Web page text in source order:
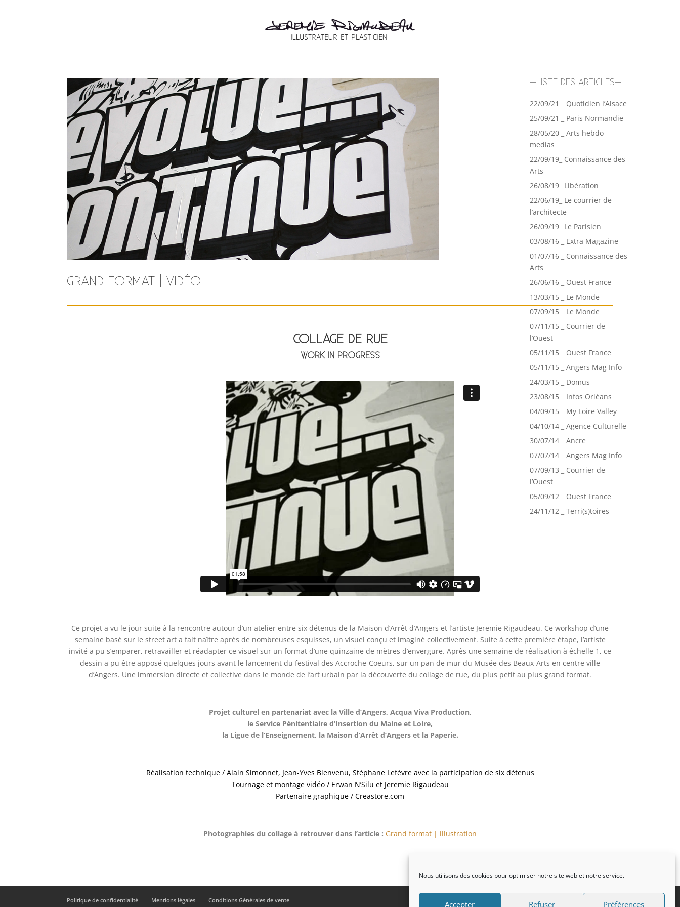
Nous utilisons des cookies pour optimiser notre site web et notre service.
Accepter Refuser Préférences
GRAND FORMAT | VIDÉO
COLLAGE DE RUE
WORK IN PROGRESS
Ce projet a vu le jour suite à la rencontre autour d’un atelier entre six détenus de la Maison d’Arrêt d’Angers et l’artiste Jeremie Rigaudeau. Ce workshop d’une
semaine basé sur le street art a fait naître après de nombreuses esquisses, un visuel conçu et imaginé collectivement. Suite à cette première étape, l’artiste
invité a pu s’emparer, retravailler et réadapter ce visuel sur un format d’une quinzaine de mètres d’envergure. Après une semaine de réalisation à échelle 1, ce
dessin a pu être apposé quelques jours avant le lancement du festival des Accroche-Coeurs, sur un pan de mur du Musée des Beaux-Arts en centre ville
d’Angers. Une immersion directe et collective dans le monde de l’art urbain par la découverte du collage de rue, du plus petit au plus grand format.
Projet culturel en partenariat avec la Ville d’Angers, Acqua Viva Production,
le Service Pénitentiaire d’Insertion du Maine et Loire,
la Ligue de l’Enseignement, la Maison d’Arrêt d’Angers et la Paperie.
Réalisation technique / Alain Simonnet, Jean-Yves Bienvenu, Stéphane Lefèvre avec la participation de six détenus
Tournage et montage vidéo / Erwan N’Silu et Jeremie Rigaudeau
Partenaire graphique / Creastore.com
Photographies du collage à retrouver dans l’article : Grand format | illustration
–LISTE DES ARTICLES–
22/09/21 _ Quotidien l’Alsace
25/09/21 _ Paris Normandie
28/05/20 _ Arts hebdo
medias
22/09/19_ Connaissance des
Arts
26/08/19_ Libération
22/06/19_ Le courrier de
l’architecte
26/09/19_ Le Parisien
03/08/16 _ Extra Magazine
01/07/16 _ Connaissance des
Arts
26/06/16 _ Ouest France
13/03/15 _ Le Monde
07/09/15 _ Le Monde
07/11/15 _ Courrier de
l’Ouest
05/11/15 _ Ouest France
05/11/15 _ Angers Mag Info
24/03/15 _ Domus
23/08/15 _ Infos Orléans
04/09/15 _ My Loire Valley
04/10/14 _ Agence Culturelle
30/07/14 _ Ancre
07/07/14 _ Angers Mag Info
07/09/13 _ Courrier de
l’Ouest
05/09/12 _ Ouest France
24/11/12 _ Terri(s)toires
Politique de confidentialité Mentions légales Conditions Générales de vente